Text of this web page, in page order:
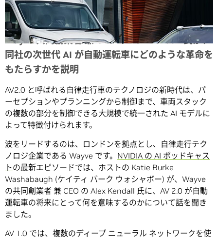
Wayve 共同創業者 兼 CEO のAlex Kendall 氏が、
同社の次世代 AI が自動運転車にどのような革命を
もたらすかを説明
AV2.0 と呼ばれる自律走行車のテクノロジの新時代は、パ
ーセプションやプランニングから制御まで、車両スタック
の複数の部分を制御できる大規模で統一された AI モデルに
よって特徴付けられます。
波をリードするのは、ロンドンを拠点とし、自律走行テク
ノロジ企業である Wayve です。 NVIDIA の AI ポッドキャス
トの最新エピソードでは、ホストの Katie Burke
Washabaugh (ケイティ バーク ウォシャボー) が、Wayve
の共同創業者 兼 CEO の Alex Kendall 氏に、AV 2.0 が自動
運転車の将来にとって何を意味するのかについて話を聞き
ました。
AV 1.0 では、複数のディープ ニューラル ネットワークを使